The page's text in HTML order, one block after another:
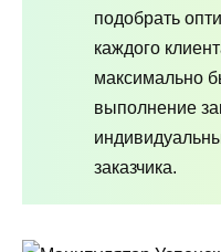
подобрать
каждого
максимально
выполнение
заказчика.